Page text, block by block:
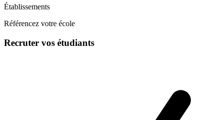
Établissements
Référencez votre école
Recruter vos étudiants